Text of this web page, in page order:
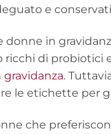
e
donne in
ricchi di probiotici
.
le etichette per
che